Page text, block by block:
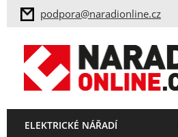
podpora@naradionline.cz
ELEKTRICKÉ NÁŘADÍ